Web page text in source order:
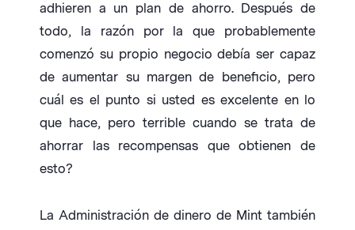
adhieren a un plan de ahorro. Después de
todo, la razón por la que probablemente
comenzó su propio negocio debía ser capaz
de aumentar su margen de beneficio, pero
cuál es el punto si usted es excelente en lo
que hace, pero terrible cuando se trata de
ahorrar las recompensas que obtienen de
esto?
La Administración de dinero de Mint también